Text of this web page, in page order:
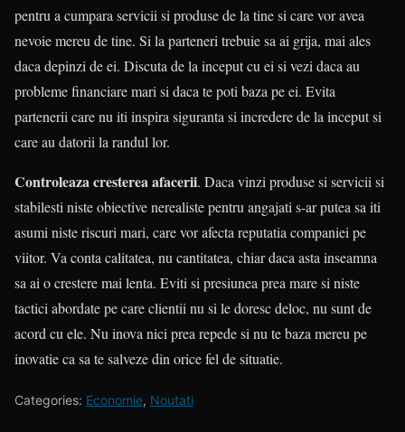
pentru a cumpara servicii si produse de la tine si care vor avea
nevoie mereu de tine. Si la parteneri trebuie sa ai grija, mai ales
daca depinzi de ei. Discuta de la inceput cu ei si vezi daca au
probleme financiare mari si daca te poti baza pe ei. Evita
partenerii care nu iti inspira siguranta si incredere de la inceput si
care au datorii la randul lor.
Controleaza cresterea afacerii. Daca vinzi produse si servicii si
stabilesti niste obiective nerealiste pentru angajati s-ar putea sa iti
asumi niste riscuri mari, care vor afecta reputatia companiei pe
viitor. Va conta calitatea, nu cantitatea, chiar daca asta inseamna
sa ai o crestere mai lenta. Eviti si presiunea prea mare si niste
tactici abordate pe care clientii nu si le doresc deloc, nu sunt de
acord cu ele. Nu inova nici prea repede si nu te baza mereu pe
inovatie ca sa te salveze din orice fel de situatie.
Categories: Economie, Noutati